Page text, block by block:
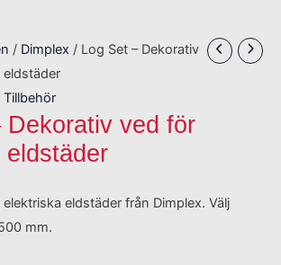
/ Dimplex / Log Set – Dekorativ
Tillbehör
Dekorativ ved för
eldstäder från Dimplex. Välj
mm.